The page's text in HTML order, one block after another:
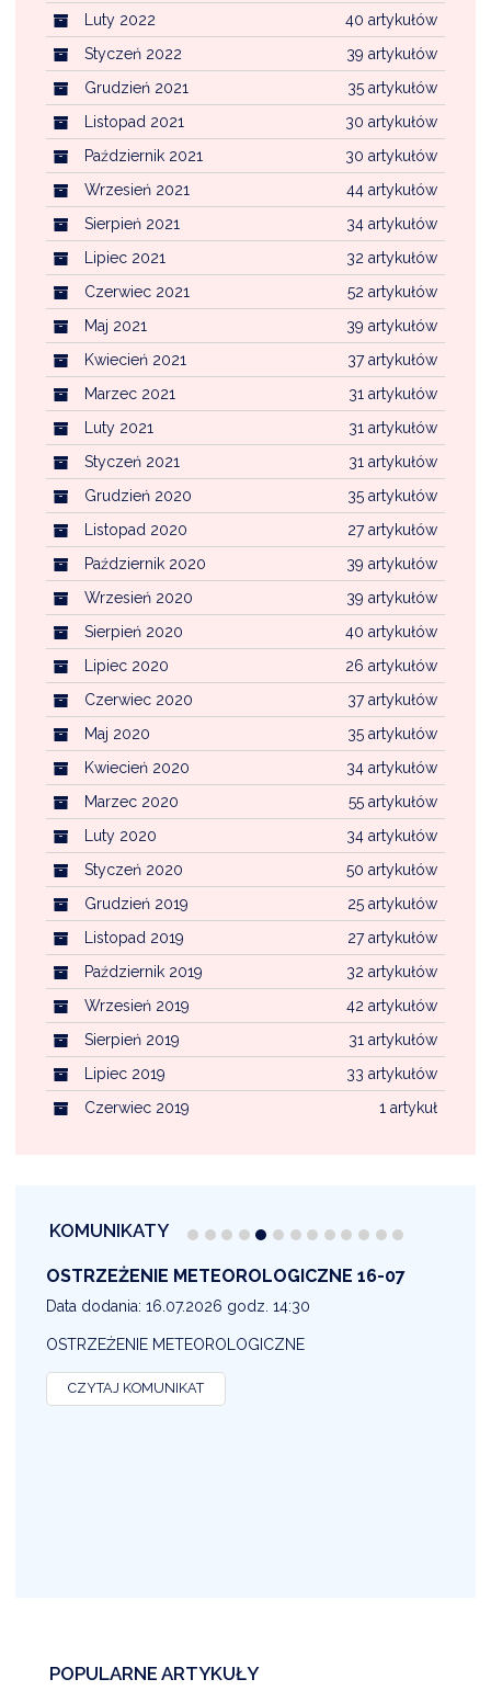
40 artykułów
Luty 2022
39 artykułów
Styczeń 2022
35 artykułów
Grudzień 2021
30 artykułów
Listopad 2021
30 artykułów
Październik 2021
44 artykułów
Wrzesień 2021
34 artykułów
Sierpień 2021
32 artykułów
Lipiec 2021
52 artykułów
Czerwiec 2021
39 artykułów
Maj 2021
37 artykułów
Kwiecień 2021
31 artykułów
Marzec 2021
31 artykułów
Luty 2021
31 artykułów
Styczeń 2021
35 artykułów
Grudzień 2020
27 artykułów
Listopad 2020
39 artykułów
Październik 2020
39 artykułów
Wrzesień 2020
40 artykułów
Sierpień 2020
26 artykułów
Lipiec 2020
37 artykułów
Czerwiec 2020
35 artykułów
Maj 2020
34 artykułów
Kwiecień 2020
55 artykułów
Marzec 2020
34 artykułów
Luty 2020
50 artykułów
Styczeń 2020
25 artykułów
Grudzień 2019
27 artykułów
Listopad 2019
32 artykułów
Październik 2019
42 artykułów
Wrzesień 2019
31 artykułów
Sierpień 2019
33 artykułów
Lipiec 2019
1 artykuł
Czerwiec 2019
KOMUNIKATY
OSTRZEŻENIE METEOROLOGICZNE 16-07
Data dodania: 16.07.2026 godz. 14:30
OSTRZEŻENIE METEOROLOGICZNE
CZYTAJ KOMUNIKAT
POPULARNE ARTYKUŁY